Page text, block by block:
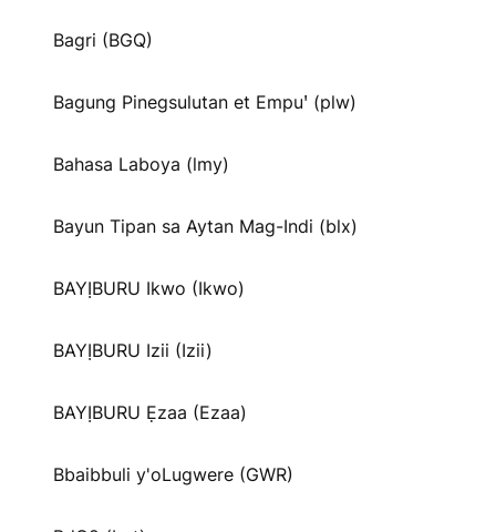
Bagri (BGQ)
Bagung Pinegsulutan et Empuꞌ (plw)
Bahasa Laboya (lmy)
Bayun Tipan sa Aytan Mag-Indi (blx)
BAYỊBURU Ikwo (Ikwo)
BAYỊBURU Izii (Izii)
BAYỊBURU Ẹzaa (Ezaa)
Bbaibbuli y'oLugwere (GWR)